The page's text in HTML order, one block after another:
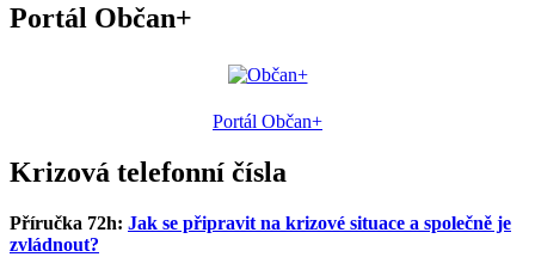
Portál Občan+
Portál Občan+
Krizová telefonní čísla
Příručka 72h: Jak se připravit na krizové situace a společně je
zvládnout?